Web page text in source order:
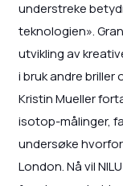
understreke
teknologien».
utvikling av
i bruk andre briller
Kristin Mueller
isotop-målinger,
undersøke
London. Nå vil